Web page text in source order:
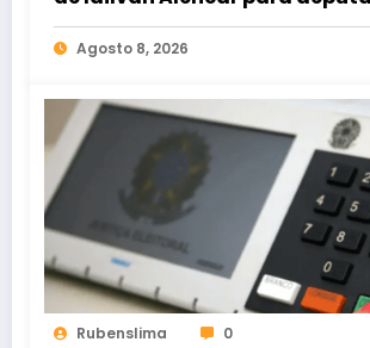
federal
Agosto 8, 2026
Rubenslima 0